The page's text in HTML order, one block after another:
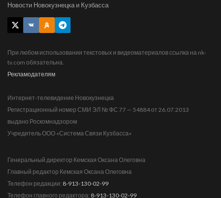
Новости Новокузнецка и Кузбасса
При любом использовании текстовых и видеоматериалов ссылка на nk-
tv.com обязательна.
Рекламодателям
Интернет-телевидение Новокузнецка
Регистрационный номер СМИ ЭЛ № ФС 77 — 54884 от 26.07.2013
выдано Роскомнадзором
Учредитель ООО «Система Связи Кузбасса»
Генеральный директор Кемская Оксана Олеговна
Главный редактор Кемская Оксана Олеговна
Телефон редакции: 8-913-130-02-99
Телефон главного редактора: 8-913-130-02-99